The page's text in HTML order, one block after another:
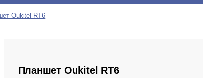
Oukitel RT6
Планшет Oukitel RT6